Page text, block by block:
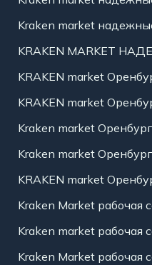
Kraken market
KRAKEN MARKET
KRAKEN market
KRAKEN market
Kraken market
Kraken market
KRAKEN market
Kraken Market рабочая
Kraken market рабочая
Kraken Market рабочая